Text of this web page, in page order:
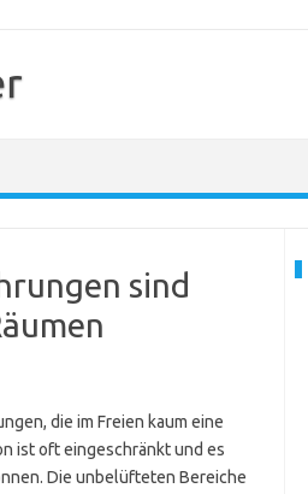
sind
die im Freien kaum eine
ist oft eingeschränkt und es
Die unbelüfteten Bereiche